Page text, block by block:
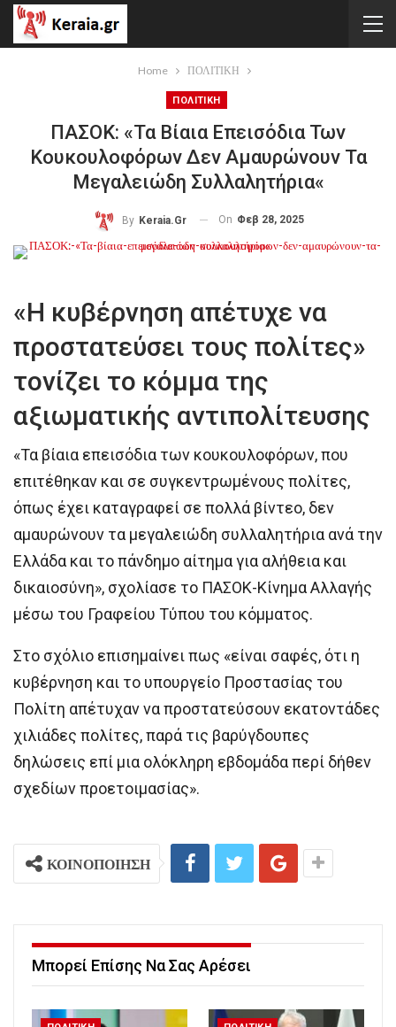
Home ΠΟΛΙΤΙΚΗ
ΠΟΛΙΤΙΚΗ
ΠΑΣΟΚ: «Τα Βίαια Επεισόδια Των
Κουκουλοφόρων Δεν Αμαυρώνουν Τα
Μεγαλειώδη Συλλαλητήρια«
By Keraia.gr On Φεβ 28, 2025
«Η κυβέρνηση απέτυχε να
προστατεύσει τους πολίτες»
τονίζει το κόμμα της
αξιωματικής αντιπολίτευσης
«Τα βίαια επεισόδια των κουκουλοφόρων, που
επιτέθηκαν και σε συγκεντρωμένους πολίτες,
όπως έχει καταγραφεί σε πολλά βίντεο, δεν
αμαυρώνουν τα μεγαλειώδη συλλαλητήρια ανά την
Ελλάδα και το πάνδημο αίτημα για αλήθεια και
δικαιοσύνη», σχολίασε το ΠΑΣΟΚ-Κίνημα Αλλαγής
μέσω του Γραφείου Τύπου του κόμματος.
Στο σχόλιο επισημαίνει πως «είναι σαφές, ότι η
κυβέρνηση και το υπουργείο Προστασίας του
Πολίτη απέτυχαν να προστατεύσουν εκατοντάδες
χιλιάδες πολίτες, παρά τις βαρύγδουπες
δηλώσεις επί μια ολόκληρη εβδομάδα περί δήθεν
σχεδίων προετοιμασίας».
ΚΟΙΝΟΠΟΙΗΣΗ
Μπορεί Επίσης Να Σας Αρέσει